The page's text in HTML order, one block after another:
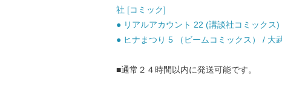
社 [コミック]
● リアルアカウント 22 (講談社コミックス
● ヒナまつり 5 （ビームコミックス） / 大
■通常２４時間以内に発送可能です。